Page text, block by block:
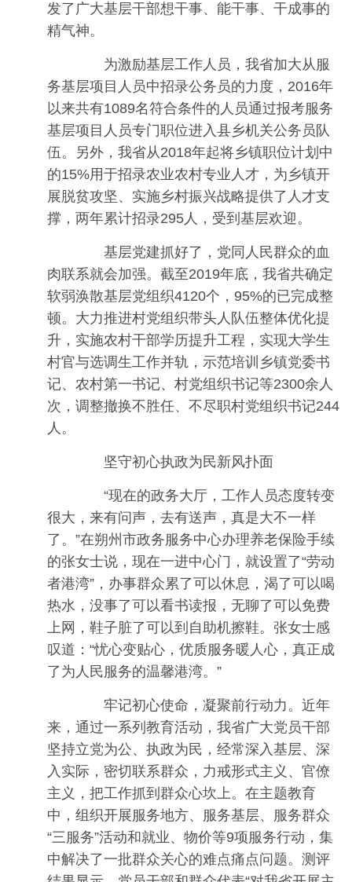
发了广大基层干部想干事、能干事、干成事的
精气神。
为激励基层工作人员，我省加大从服
务基层项目人员中招录公务员的力度，2016年
以来共有1089名符合条件的人员通过报考服务
基层项目人员专门职位进入县乡机关公务员队
伍。另外，我省从2018年起将乡镇职位计划中
的15%用于招录农业农村专业人才，为乡镇开
展脱贫攻坚、实施乡村振兴战略提供了人才支
撑，两年累计招录295人，受到基层欢迎。
基层党建抓好了，党同人民群众的血
肉联系就会加强。截至2019年底，我省共确定
软弱涣散基层党组织4120个，95%的已完成整
顿。大力推进村党组织带头人队伍整体优化提
升，实施农村干部学历提升工程，实现大学生
村官与选调生工作并轨，示范培训乡镇党委书
记、农村第一书记、村党组织书记等2300余人
次，调整撤换不胜任、不尽职村党组织书记244
人。
坚守初心执政为民新风扑面
“现在的政务大厅，工作人员态度转变
很大，来有问声，去有送声，真是大不一样
了。”在朔州市政务服务中心办理养老保险手续
的张女士说，现在一进中心门，就设置了“劳动
者港湾”，办事群众累了可以休息，渴了可以喝
热水，没事了可以看书读报，无聊了可以免费
上网，鞋子脏了可以到自助机擦鞋。张女士感
叹道：“忧心变贴心，优质服务暖人心，真正成
了为人民服务的温馨港湾。”
牢记初心使命，凝聚前行动力。近年
来，通过一系列教育活动，我省广大党员干部
坚持立党为公、执政为民，经常深入基层、深
入实际，密切联系群众，力戒形式主义、官僚
主义，把工作抓到群众心坎上。在主题教育
中，组织开展服务地方、服务基层、服务群众
“三服务”活动和就业、物价等9项服务行动，集
中解决了一批群众关心的难点痛点问题。测评